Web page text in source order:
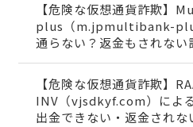
【危険な仮想通貨詐欺】
plus（m.jpmultibank-
通らない？返金もされない
【危険な仮想通貨詐欺】
INV（vjsdkyf.com）によ
出金できない・返金されな